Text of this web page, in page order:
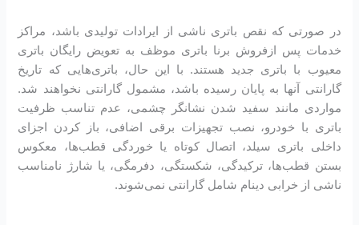
در صورتی که نقص باتری ناشی از ایرادات تولیدی باشد، مراکز
خدمات پس ازفروش برنا باتری موظف به تعویض رایگان باتری
معیوب با باتری جدید هستند. با این حال، باتری‌هایی که تاریخ
گارانتی آنها به پایان رسیده باشد، مشمول گارانتی نخواهند شد.
مواردی مانند سفید شدن نشانگر چشمی، عدم تناسب ظرفیت
باتری با خودرو، نصب تجهیزات برقی اضافی، باز کردن اجزای
داخلی باتری سیلد، اتصال کوتاه یا خوردگی قطب‌ها، معکوس
بستن قطب‌ها، ترکیدگی، شکستگی، دفرمگی، یا شارژ نامناسب
ناشی از خرابی دینام شامل گارانتی نمی‌شوند.